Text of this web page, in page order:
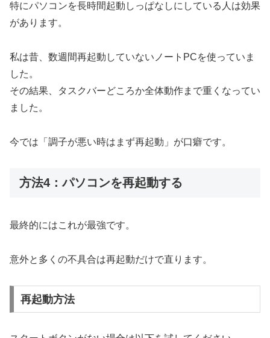
特にパソコンを長時間起動しっぱなしにしている人は効果
があります。
私は昔、数週間再起動していないノートPCを使っていま
した。
その結果、タスクバーどころか全体動作まで重くなってい
ました。
今では「調子が悪い時はまず再起動」が口癖です。
方法4：パソコンを再起動する
最終的にはこれが最強です。
意外と多くの不具合は再起動だけで直ります。
再起動方法